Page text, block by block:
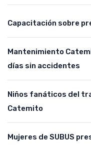
Capacitación sobre
Mantenimiento
días sin accidentes
Niños fanáticos del
Catemito
Mujeres de SUBUS